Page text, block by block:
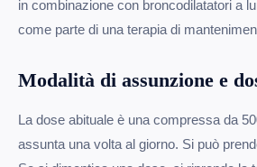
in combinazione con broncodilatatori a
come parte di una terapia di
Modalità di assunzione e
La dose abituale è una compressa da
assunta una volta al giorno. Si può